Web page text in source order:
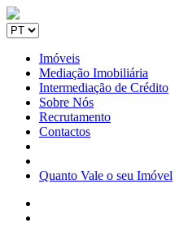
Imóveis
Mediação Imobiliária
Intermediação de Crédito
Sobre Nós
Recrutamento
Contactos
Quanto Vale o seu Imóvel